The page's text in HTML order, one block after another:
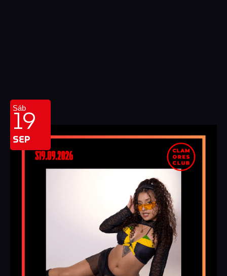
Sáb
19
SEP